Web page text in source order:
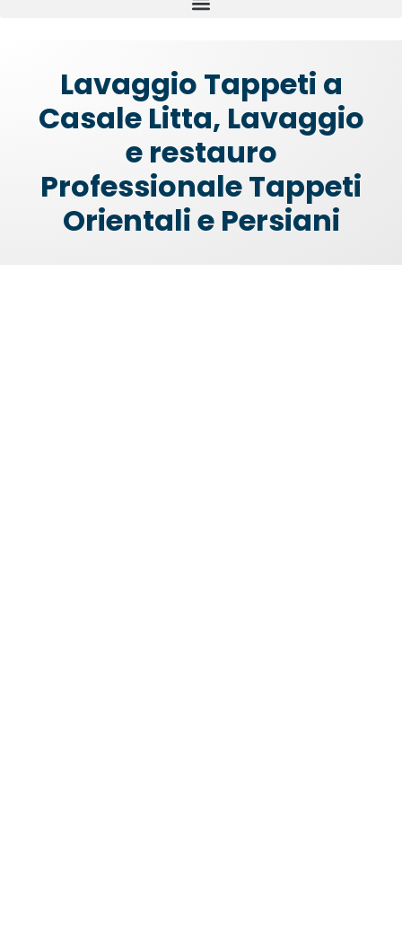
Lavaggio Tappeti a
Casale Litta, Lavaggio
e restauro
Professionale Tappeti
Orientali e Persiani